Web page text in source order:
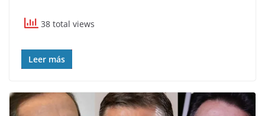
38 total views
Leer más